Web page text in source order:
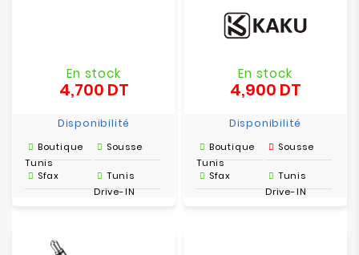
En stock
4,700 DTPrix
Disponibilité
Boutique
Tunis
Sousse
Sfax
Tunis
Drive-IN
En stock
4,900 DTPrix
Disponibilité
Boutique
Tunis
Sousse
Sfax
Tunis
Drive-IN